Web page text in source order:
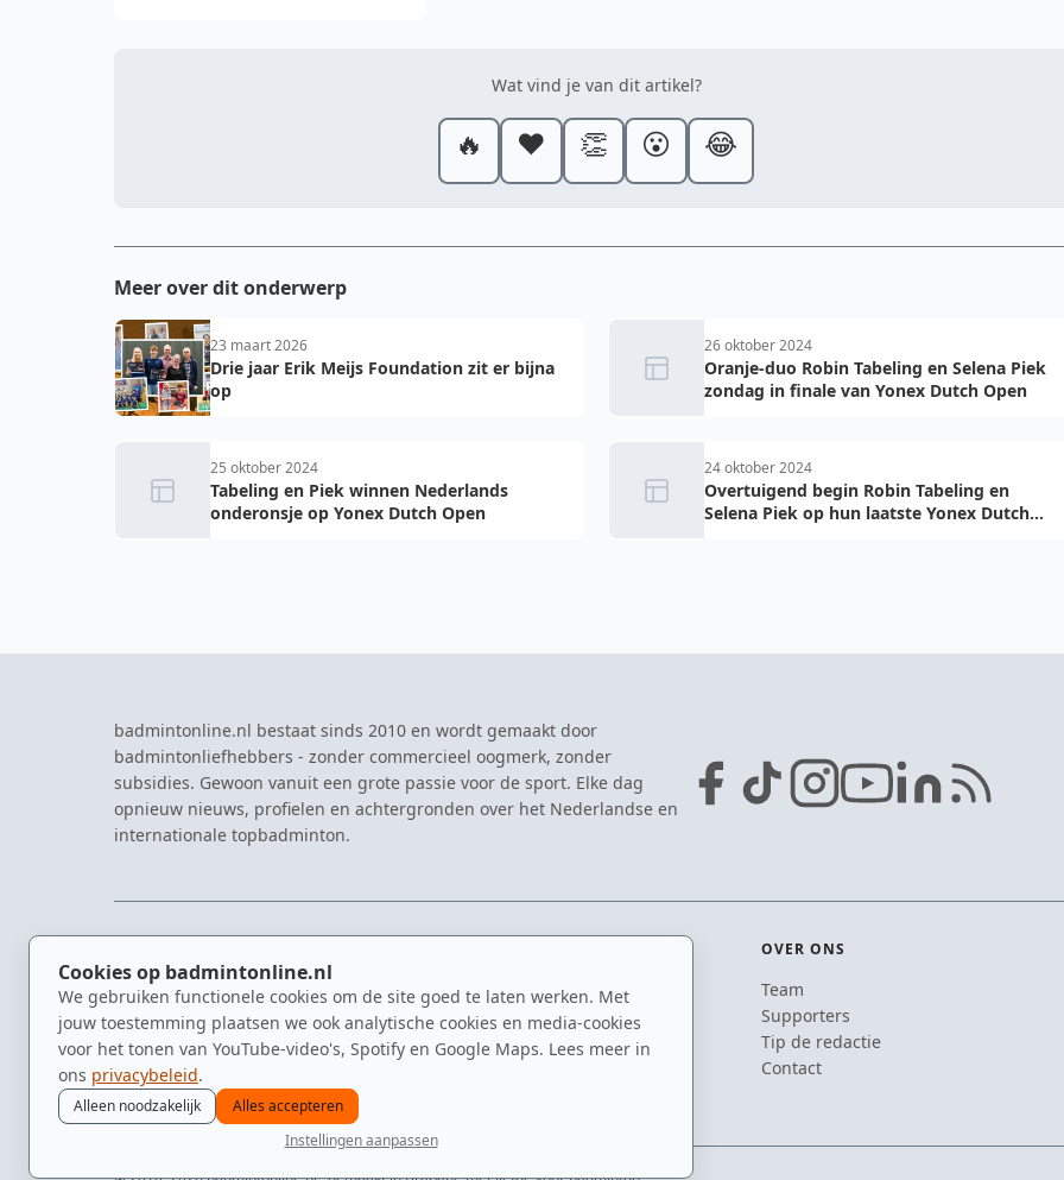
Cookies op badmintonline.nl
We gebruiken functionele cookies om de site goed te laten werken. Met
jouw toestemming plaatsen we ook analytische cookies en media-cookies
voor het tonen van YouTube-video's, Spotify en Google Maps. Lees meer in
ons privacybeleid.
Alleen noodzakelijk
Alles accepteren
Instellingen aanpassen
Wat vind je van dit artikel?
🔥 ❤️ 👏 😮 😂
Meer over dit onderwerp
23 maart 2026
Drie jaar Erik Meijs Foundation zit er bijna
op
26 oktober 2024
Oranje-duo Robin Tabeling en Selena Piek
zondag in finale van Yonex Dutch Open
25 oktober 2024
Tabeling en Piek winnen Nederlands
onderonsje op Yonex Dutch Open
24 oktober 2024
Overtuigend begin Robin Tabeling en
Selena Piek op hun laatste Yonex Dutch
badmintonline.nl bestaat sinds 2010 en wordt gemaakt door
badmintonliefhebbers - zonder commercieel oogmerk, zonder
subsidies. Gewoon vanuit een grote passie voor de sport. Elke dag
opnieuw nieuws, profielen en achtergronden over het Nederlandse en
internationale topbadminton.
Nieuws
Kennisbank
Spelers
Clubs
Video's
Eredivisie
NK Badminton
Dutch Open
Zomerbadminton
OVER ONS
Team
Supporters
Tip de redactie
Contact